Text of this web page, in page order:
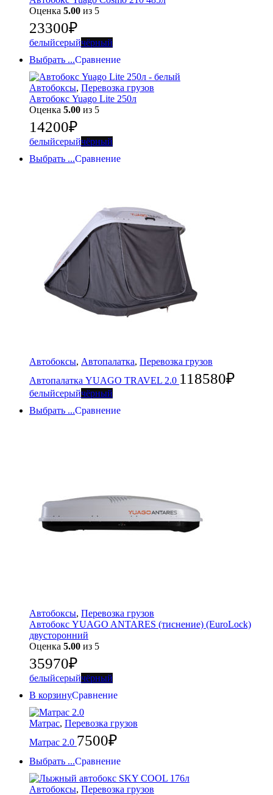
Оценка 5.00 из 5
23300₽
белыйсерыйчёрный
Выбрать ...Сравнение
Автобоксы, Перевозка грузов
Автобокс Yuago Lite 250л
Оценка 5.00 из 5
14200₽
белыйсерыйчёрный
Выбрать ...Сравнение
Автобоксы, Автопалатка, Перевозка грузов
Автопалатка YUAGO TRAVEL 2.0 118580₽
белыйсерыйчёрный
Выбрать ...Сравнение
Автобоксы, Перевозка грузов
Автобокс YUAGO ANTARES (тиснение) (EuroLock)
двусторонний
Оценка 5.00 из 5
35970₽
белыйсерыйчёрный
В корзинуСравнение
Матрас, Перевозка грузов
Матрас 2.0 7500₽
Выбрать ...Сравнение
Автобоксы, Перевозка грузов